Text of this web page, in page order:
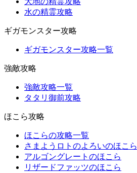
水の精霊攻略
ギガモンスター攻略
ギガモンスター攻略一覧
強敵攻略
強敵攻略一覧
タタリ御前攻略
ほこら攻略
ほこらの攻略一覧
さまようロトのよろいのほこら
アルゴングレートのほこら
リザードファッツのほこら